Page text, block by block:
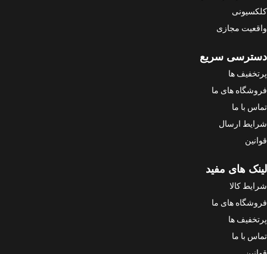
کلکسیونی
واقعیت مجازی
دسترسی سریع
پرتخفیف ها
فروشگاه های ما
تماس با ما
شرایط ارسال
قوانین
لینک های مفید
شرایط کالا
فروشگاه های ما
پرتخفیف ها
تماس با ما